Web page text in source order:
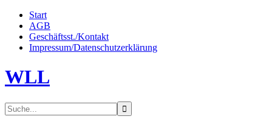
Start
AGB
Geschäftsst./Kontakt
Impressum/Datenschutzerklärung
WLL